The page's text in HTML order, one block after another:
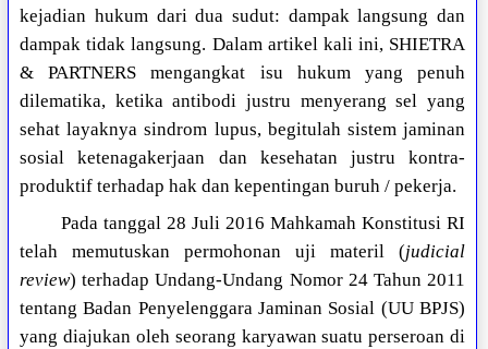
kejadian hukum dari dua sudut: dampak langsung dan
dampak tidak langsung. Dalam artikel kali ini, SHIETRA
& PARTNERS mengangkat isu hukum yang penuh
dilematika, ketika antibodi justru menyerang sel yang
sehat layaknya sindrom lupus, begitulah sistem jaminan
sosial ketenagakerjaan dan kesehatan justru kontra-
produktif terhadap hak dan kepentingan buruh / pekerja.
Pada tanggal 28 Juli 2016 Mahkamah Konstitusi RI
telah memutuskan permohonan uji materil (judicial
review) terhadap Undang-Undang Nomor 24 Tahun 2011
tentang Badan Penyelenggara Jaminan Sosial (UU BPJS)
yang diajukan oleh seorang karyawan suatu perseroan di